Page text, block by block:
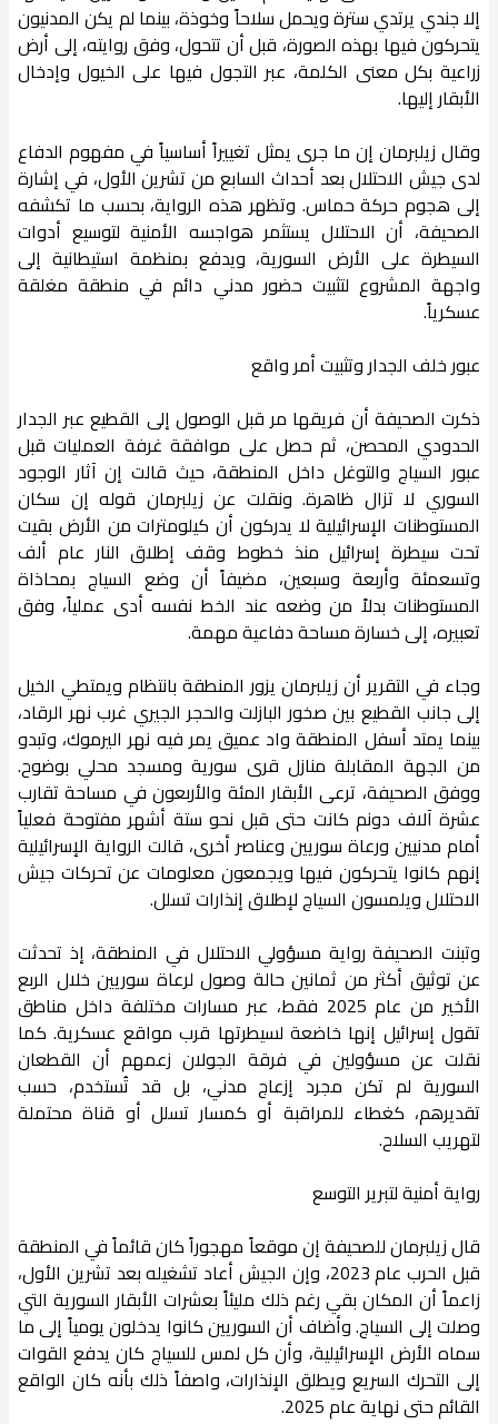
إلا جندي يرتدي سترة ويحمل سلاحاً وخوذة، بينما لم يكن المدنيون
يتحركون فيها بهذه الصورة، قبل أن تتحول، وفق روايته، إلى أرض
زراعية بكل معنى الكلمة، عبر التجول فيها على الخيول وإدخال
الأبقار إليها.
وقال زيلبرمان إن ما جرى يمثل تغييراً أساسياً في مفهوم الدفاع
لدى جيش الاحتلال بعد أحداث السابع من تشرين الأول، في إشارة
إلى هجوم حركة حماس. وتظهر هذه الرواية، بحسب ما تكشفه
الصحيفة، أن الاحتلال يستثمر هواجسه الأمنية لتوسيع أدوات
السيطرة على الأرض السورية، ويدفع بمنظمة استيطانية إلى
واجهة المشروع لتثبيت حضور مدني دائم في منطقة مغلقة
عسكرياً.
عبور خلف الجدار وتثبيت أمر واقع
ذكرت الصحيفة أن فريقها مر قبل الوصول إلى القطيع عبر الجدار
الحدودي المحصن، ثم حصل على موافقة غرفة العمليات قبل
عبور السياج والتوغل داخل المنطقة، حيث قالت إن آثار الوجود
السوري لا تزال ظاهرة. ونقلت عن زيلبرمان قوله إن سكان
المستوطنات الإسرائيلية لا يدركون أن كيلومترات من الأرض بقيت
تحت سيطرة إسرائيل منذ خطوط وقف إطلاق النار عام ألف
وتسعمئة وأربعة وسبعين، مضيفاً أن وضع السياج بمحاذاة
المستوطنات بدلاً من وضعه عند الخط نفسه أدى عملياً، وفق
تعبيره، إلى خسارة مساحة دفاعية مهمة.
وجاء في التقرير أن زيلبرمان يزور المنطقة بانتظام ويمتطي الخيل
إلى جانب القطيع بين صخور البازلت والحجر الجيري غرب نهر الرقاد،
بينما يمتد أسفل المنطقة واد عميق يمر فيه نهر اليرموك، وتبدو
من الجهة المقابلة منازل قرى سورية ومسجد محلي بوضوح.
ووفق الصحيفة، ترعى الأبقار المئة والأربعون في مساحة تقارب
عشرة آلاف دونم كانت حتى قبل نحو ستة أشهر مفتوحة فعلياً
أمام مدنيين ورعاة سوريين وعناصر أخرى، قالت الرواية الإسرائيلية
إنهم كانوا يتحركون فيها ويجمعون معلومات عن تحركات جيش
الاحتلال ويلمسون السياج لإطلاق إنذارات تسلل.
وتبنت الصحيفة رواية مسؤولي الاحتلال في المنطقة، إذ تحدثت
عن توثيق أكثر من ثمانين حالة وصول لرعاة سوريين خلال الربع
الأخير من عام 2025 فقط، عبر مسارات مختلفة داخل مناطق
تقول إسرائيل إنها خاضعة لسيطرتها قرب مواقع عسكرية. كما
نقلت عن مسؤولين في فرقة الجولان زعمهم أن القطعان
السورية لم تكن مجرد إزعاج مدني، بل قد تُستخدم، حسب
تقديرهم، كغطاء للمراقبة أو كمسار تسلل أو قناة محتملة
لتهريب السلاح.
رواية أمنية لتبرير التوسع
قال زيلبرمان للصحيفة إن موقعاً مهجوراً كان قائماً في المنطقة
قبل الحرب عام 2023، وإن الجيش أعاد تشغيله بعد تشرين الأول،
زاعماً أن المكان بقي رغم ذلك مليئاً بعشرات الأبقار السورية التي
وصلت إلى السياج. وأضاف أن السوريين كانوا يدخلون يومياً إلى ما
سماه الأرض الإسرائيلية، وأن كل لمس للسياج كان يدفع القوات
إلى التحرك السريع ويطلق الإنذارات، واصفاً ذلك بأنه كان الواقع
القائم حتى نهاية عام 2025.